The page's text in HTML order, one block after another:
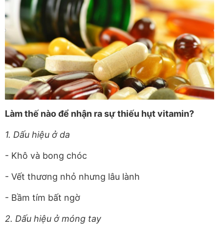
Làm thế nào để nhận ra sự thiếu hụt vitamin?
1. Dấu hiệu ở da
- Khô và bong chóc
- Vết thương nhỏ nhưng lâu lành
- Bầm tím bất ngờ
2. Dấu hiệu ở móng tay